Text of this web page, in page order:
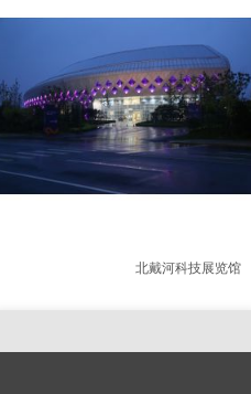
SA-LL-4201 线条灯9W
北戴河科技展览馆